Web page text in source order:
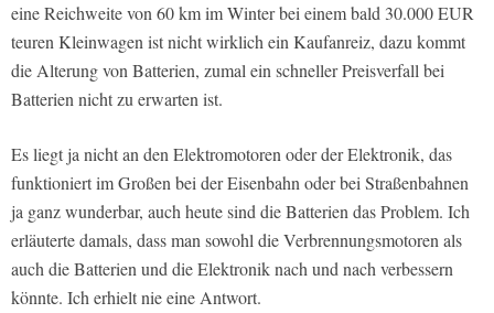
eine Reichweite von 60 km im Winter bei einem bald 30.000 EUR
teuren Kleinwagen ist nicht wirklich ein Kaufanreiz, dazu kommt
die Alterung von Batterien, zumal ein schneller Preisverfall bei
Batterien nicht zu erwarten ist.
Es liegt ja nicht an den Elektromotoren oder der Elektronik, das
funktioniert im Großen bei der Eisenbahn oder bei Straßenbahnen
ja ganz wunderbar, auch heute sind die Batterien das Problem. Ich
erläuterte damals, dass man sowohl die Verbrennungsmotoren als
auch die Batterien und die Elektronik nach und nach verbessern
könnte. Ich erhielt nie eine Antwort.